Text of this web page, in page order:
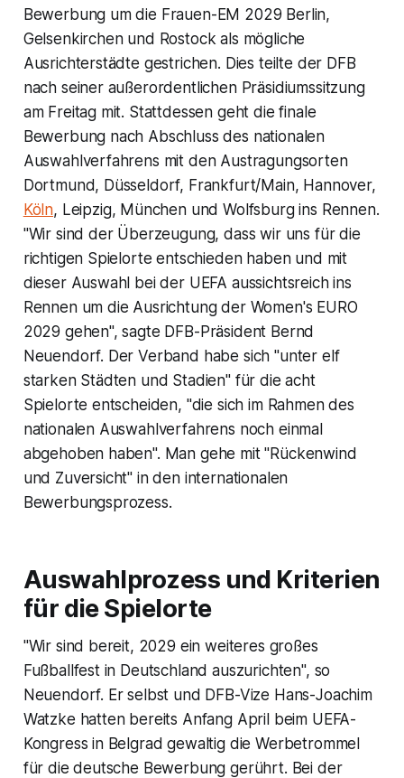
Bewerbung um die Frauen-EM 2029 Berlin,
Gelsenkirchen und Rostock als mögliche
Ausrichterstädte gestrichen. Dies teilte der DFB
nach seiner außerordentlichen Präsidiumssitzung
am Freitag mit. Stattdessen geht die finale
Bewerbung nach Abschluss des nationalen
Auswahlverfahrens mit den Austragungsorten
Dortmund, Düsseldorf, Frankfurt/Main, Hannover,
Köln, Leipzig, München und Wolfsburg ins Rennen.
"Wir sind der Überzeugung, dass wir uns für die
richtigen Spielorte entschieden haben und mit
dieser Auswahl bei der UEFA aussichtsreich ins
Rennen um die Ausrichtung der Women's EURO
2029 gehen", sagte DFB-Präsident Bernd
Neuendorf. Der Verband habe sich "unter elf
starken Städten und Stadien" für die acht
Spielorte entscheiden, "die sich im Rahmen des
nationalen Auswahlverfahrens noch einmal
abgehoben haben". Man gehe mit "Rückenwind
und Zuversicht" in den internationalen
Bewerbungsprozess.
Auswahlprozess und Kriterien
für die Spielorte
"Wir sind bereit, 2029 ein weiteres großes
Fußballfest in Deutschland auszurichten", so
Neuendorf. Er selbst und DFB-Vize Hans-Joachim
Watzke hatten bereits Anfang April beim UEFA-
Kongress in Belgrad gewaltig die Werbetrommel
für die deutsche Bewerbung gerührt. Bei der